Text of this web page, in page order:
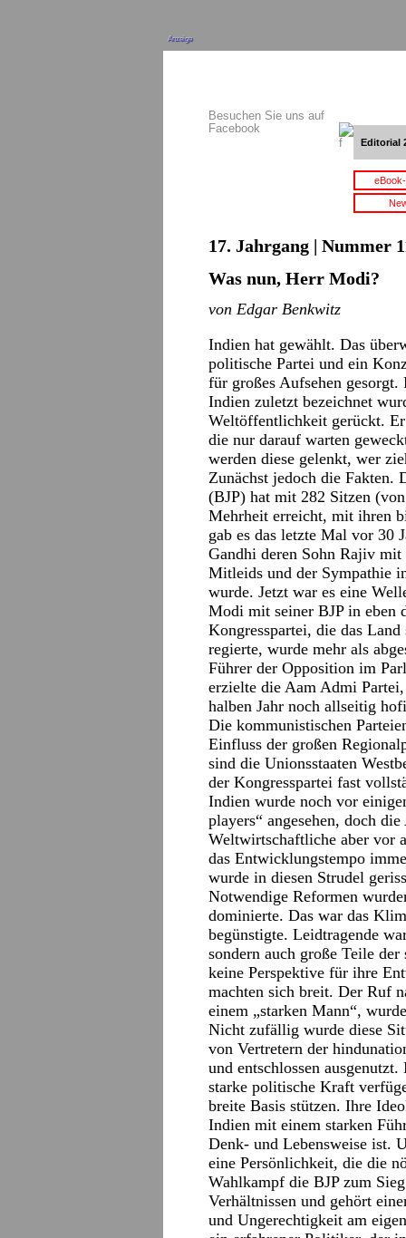
Anzeige
Besuchen Sie uns auf
Facebook
Editorial
17. Jahrgang | Nummer
Was nun, Herr Modi?
von Edgar Benkwitz
Indien hat gewählt. Das
politische Partei und ein
für großes Aufsehen
Indien zuletzt bezeichnet
Weltöffentlichkeit gerückt.
die nur darauf warten
werden diese gelenkt, wer
Zunächst jedoch die Fakten.
(BJP) hat mit 282 Sitzen
Mehrheit erreicht, mit ihren
gab es das letzte Mal vor 30
Gandhi deren Sohn Rajiv
Mitleids und der Sympathie
wurde. Jetzt war es eine
Modi mit seiner BJP in eben
Kongresspartei, die das
regierte, wurde mehr als
Führer der Opposition im
erzielte die Aam Admi
halben Jahr noch allseitig
Die kommunistischen
Einfluss der großen
sind die Unionsstaaten
der Kongresspartei fast
Indien wurde noch vor
players“ angesehen, doch
Weltwirtschaftliche aber vor
das Entwicklungstempo
wurde in diesen Strudel
Notwendige Reformen
dominierte. Das war das
begünstigte. Leidtragende
sondern auch große Teile
keine Perspektive für ihre
machten sich breit. Der Ruf
einem „starken Mann“,
Nicht zufällig wurde diese
von Vertretern der
und entschlossen
starke politische Kraft
breite Basis stützen. Ihre
Indien mit einem starken
Denk- und Lebensweise ist.
eine Persönlichkeit, die die
Wahlkampf die BJP zum
Verhältnissen und gehört
und Ungerechtigkeit am